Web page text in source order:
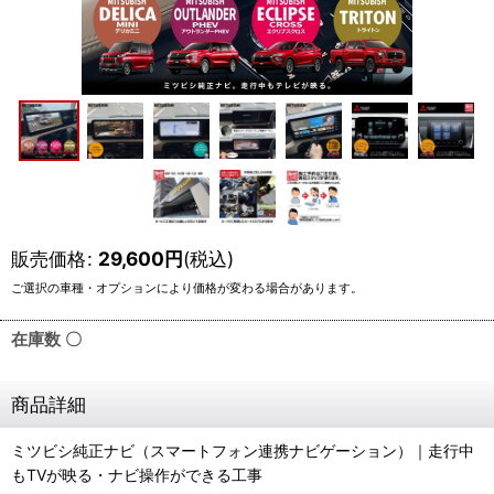
販売価格: 29,600円(税込)
在庫数 〇
商品詳細
ミツビシ純正ナビ（スマートフォン連携ナビゲーション）｜走行中
もTVが映る・ナビ操作ができる工事